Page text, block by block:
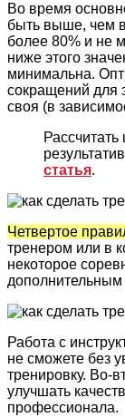
Во время
быть выше, чем
более 80% и не
ниже этого
минимальна.
сокращений для
своя (в
статья.
Четвертое
тренером или в
некоторое
Работа с
не сможете без
тренировку. Во-
улучшать
профессионала.